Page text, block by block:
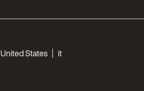
United States it